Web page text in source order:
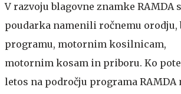
V razvoju blagovne znamke RAMDA
poudarka namenili ročnemu orodju,
programu, motornim kosilnicam,
motornim kosam in priboru. Ko
letos na področju programa